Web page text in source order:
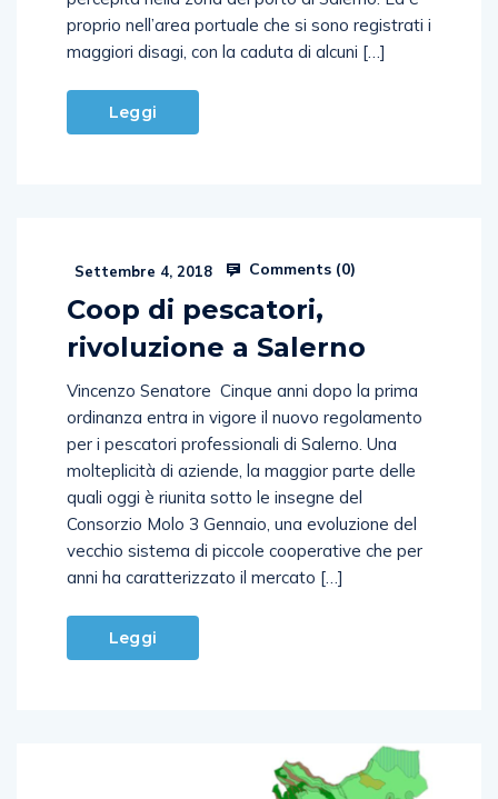
proprio nell’area portuale che si sono registrati i
maggiori disagi, con la caduta di alcuni […]
Leggi
Settembre 4, 2018 Comments (0)
Coop di pescatori,
rivoluzione a Salerno
Vincenzo Senatore Cinque anni dopo la prima
ordinanza entra in vigore il nuovo regolamento
per i pescatori professionali di Salerno. Una
molteplicità di aziende, la maggior parte delle
quali oggi è riunita sotto le insegne del
Consorzio Molo 3 Gennaio, una evoluzione del
vecchio sistema di piccole cooperative che per
anni ha caratterizzato il mercato […]
Leggi